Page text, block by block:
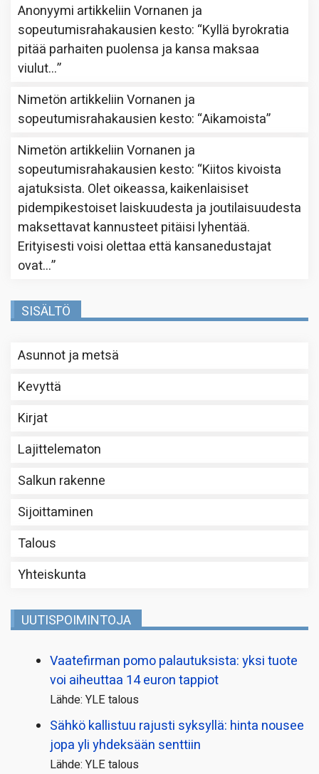
Anonyymi artikkeliinVornanen ja
sopeutumisrahakausien kesto: “Kyllä byrokratia
pitää parhaiten puolensa ja kansa maksaa
viulut…”
Nimetön artikkeliinVornanen ja
sopeutumisrahakausien kesto: “Aikamoista”
Nimetön artikkeliinVornanen ja
sopeutumisrahakausien kesto: “Kiitos kivoista
ajatuksista. Olet oikeassa, kaikenlaisiset
pidempikestoiset laiskuudesta ja joutilaisuudesta
maksettavat kannusteet pitäisi lyhentää.
Erityisesti voisi olettaa että kansanedustajat
ovat…”
SISÄLTÖ
Asunnot ja metsä
Kevyttä
Kirjat
Lajittelematon
Salkun rakenne
Sijoittaminen
Talous
Yhteiskunta
UUTISPOIMINTOJA
Vaatefirman pomo palautuksista: yksi tuote
voi aiheuttaa 14 euron tappiot
Lähde: YLE talous
Sähkö kallistuu rajusti syksyllä: hinta nousee
jopa yli yhdeksään senttiin
Lähde: YLE talous